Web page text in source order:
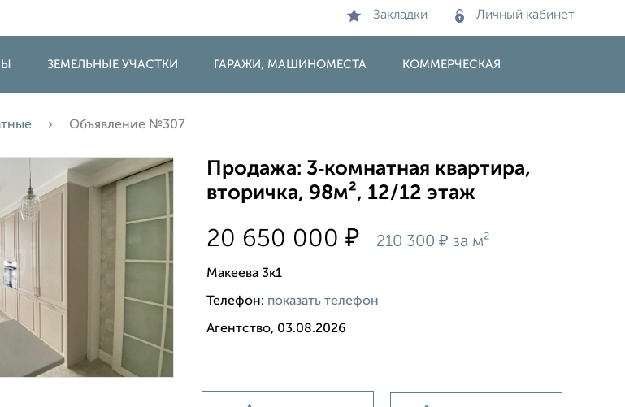
Закладки Личный кабинет
ЗЕМЕЛЬНЫЕ УЧАСТКИ ГАРАЖИ, МАШИНОМЕСТА КОММЕРЧЕСКАЯ
Объявление №307
Продажа: 3‑комнатная квартира,
вторичка, 98м², 12/12 этаж
20 650 000₽ 210 300₽ за м²
Макеева 3к1
Телефон: показать телефон
Агентство, 03.08.2026